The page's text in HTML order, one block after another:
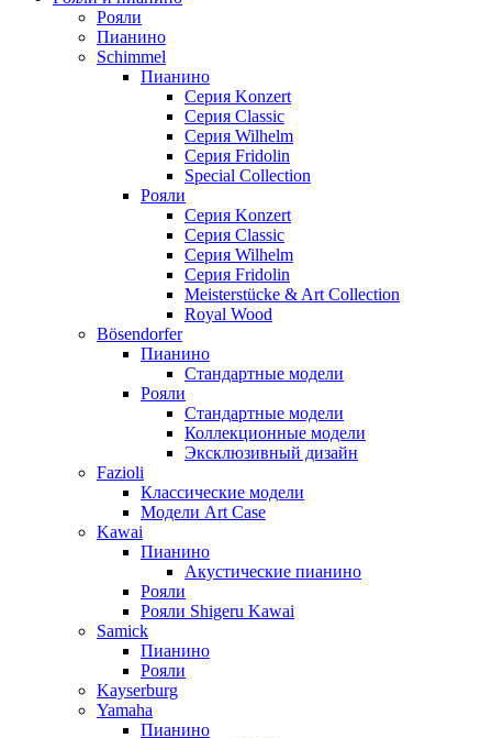
Рояли
Пианино
Schimmel
Пианино
Серия Konzert
Серия Classic
Серия Wilhelm
Серия Fridolin
Special Collection
Рояли
Серия Konzert
Серия Classic
Серия Wilhelm
Серия Fridolin
Meisterstücke & Art Collection
Royal Wood
Bösendorfer
Пианино
Стандартные модели
Рояли
Стандартные модели
Коллекционные модели
Эксклюзивный дизайн
Fazioli
Классические модели
Модели Art Case
Kawai
Пианино
Акустические пианино
Рояли
Рояли Shigeru Kawai
Samick
Пианино
Рояли
Kayserburg
Yamaha
Пианино